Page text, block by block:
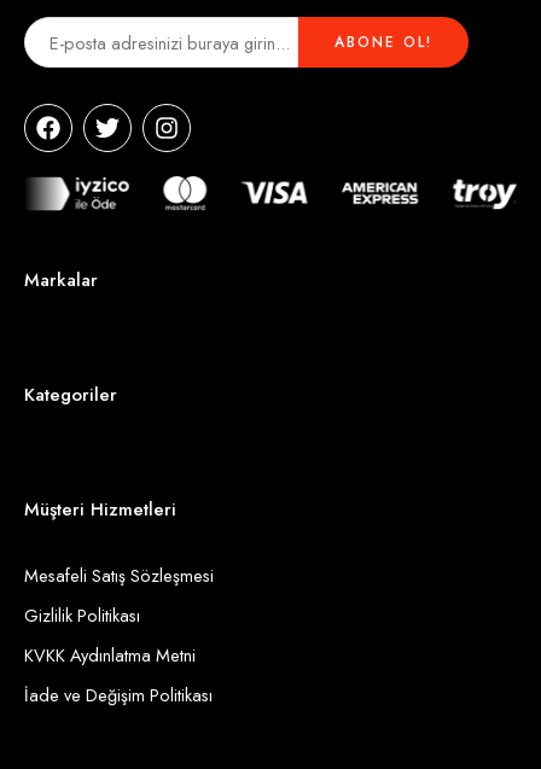
Markalar
Kategoriler
Müşteri Hizmetleri
Mesafeli Satış Sözleşmesi
Gizlilik Politikası
KVKK Aydınlatma Metni
İade ve Değişim Politikası